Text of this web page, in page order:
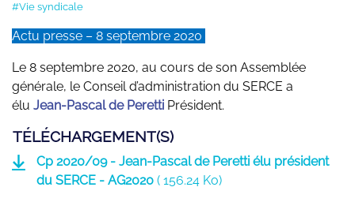
#Vie syndicale
Actu presse – 8 septembre 2020
Le 8 septembre 2020, au cours de son Assemblée
générale, le Conseil d’administration du SERCE a
élu Jean-Pascal de Peretti Président.
TÉLÉCHARGEMENT(S)
Cp 2020/09 - Jean-Pascal de Peretti élu président
du SERCE - AG2020 ( 156.24 Ko)